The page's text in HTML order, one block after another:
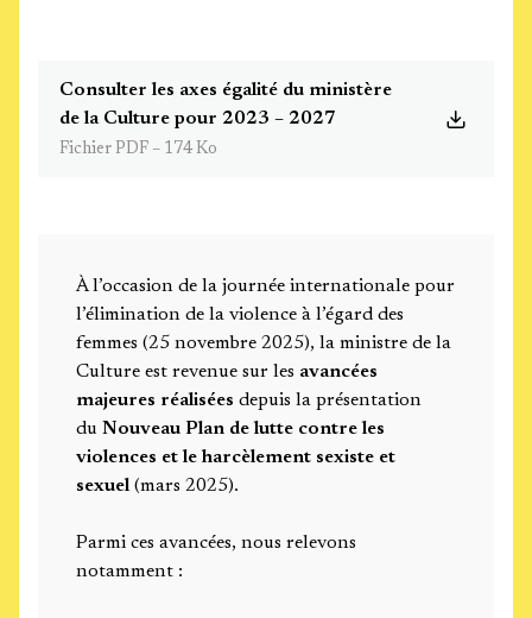
Consulter les axes égalité du ministère
de la Culture pour 2023 – 2027
Fichier PDF – 174 Ko
À l’occasion de la journée internationale pour
l’élimination de la violence à l’égard des
femmes (25 novembre 2025), la ministre de la
Culture est revenue sur les avancées
majeures réalisées depuis la présentation
du Nouveau Plan de lutte contre les
violences et le harcèlement sexiste et
sexuel (mars 2025).
Parmi ces avancées, nous relevons
notamment :